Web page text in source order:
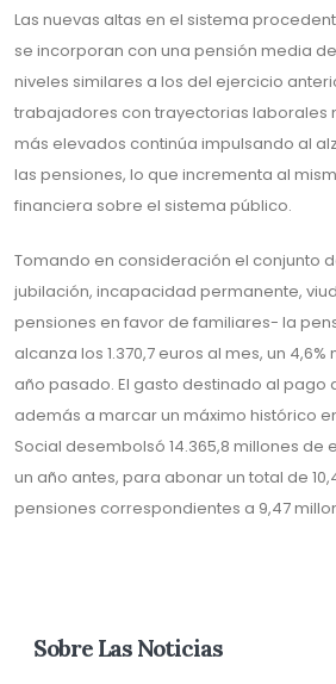
Las nuevas altas en el sistema
se incorporan con una pensión media de
niveles similares a los del ejercicio
trabajadores con trayectorias laborales
más elevados continúa impulsando al
las pensiones, lo que incrementa al
financiera sobre el sistema público.
Tomando en consideración el conjunto
jubilación, incapacidad permanente,
pensiones en favor de familiares- la
alcanza los 1.370,7 euros al mes, un
año pasado. El gasto destinado al pago
además a marcar un máximo histórico
Social desembolsó 14.365,8 millones de
un año antes, para abonar un total de
pensiones correspondientes a 9,47
Sobre Las Noticias